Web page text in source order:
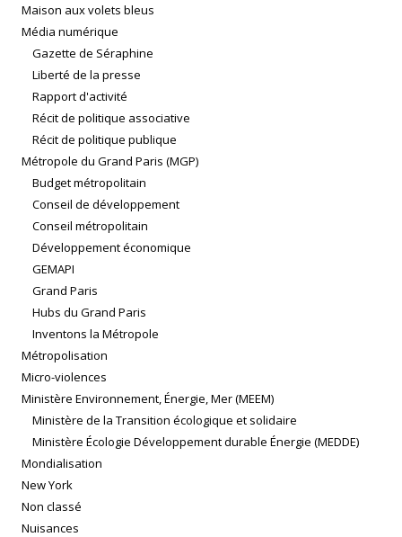
Maison aux volets bleus
Média numérique
Gazette de Séraphine
Liberté de la presse
Rapport d'activité
Récit de politique associative
Récit de politique publique
Métropole du Grand Paris (MGP)
Budget métropolitain
Conseil de développement
Conseil métropolitain
Développement économique
GEMAPI
Grand Paris
Hubs du Grand Paris
Inventons la Métropole
Métropolisation
Micro-violences
Ministère Environnement, Énergie, Mer (MEEM)
Ministère de la Transition écologique et solidaire
Ministère Écologie Développement durable Énergie (MEDDE)
Mondialisation
New York
Non classé
Nuisances